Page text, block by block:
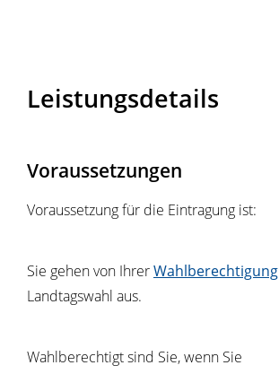
Leistungsdetails
Voraussetzungen
Voraussetzung für die Eintragung ist:
Sie gehen von IhrerWahlberechtigung
Landtagswahl aus.
Wahlberechtigt sind Sie, wenn Sie